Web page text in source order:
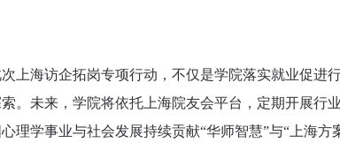
上海访企拓岗专项行动，不仅是学院落实就业促进
。未来，学院将依托上海院友会平台，定期开展行
理学事业与社会发展持续贡献“华师智慧”与“上海方